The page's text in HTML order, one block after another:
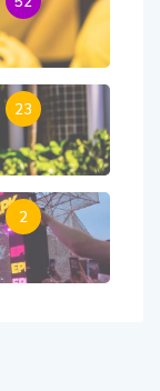
23
2